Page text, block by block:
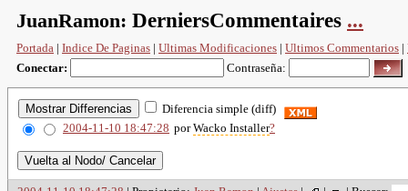
JuanRamon: DerniersCommentaires ...
Portada | Indice De Paginas | Ultimas Modificaciones | Ultimos Commentarios |
Conectar:
Contraseña:
Diferencia simple (diff)
2004-11-10 18:47:28 porWacko Installer?